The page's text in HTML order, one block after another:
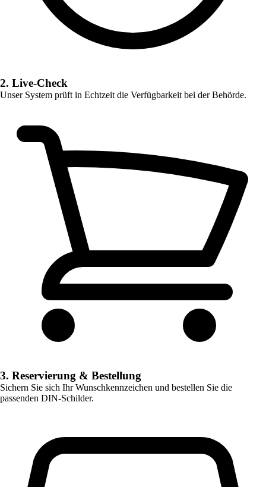
2. Live-Check
Unser System prüft in Echtzeit die Verfügbarkeit bei der Behörde.
3. Reservierung & Bestellung
Sichern Sie sich Ihr Wunschkennzeichen und bestellen Sie die
passenden DIN-Schilder.